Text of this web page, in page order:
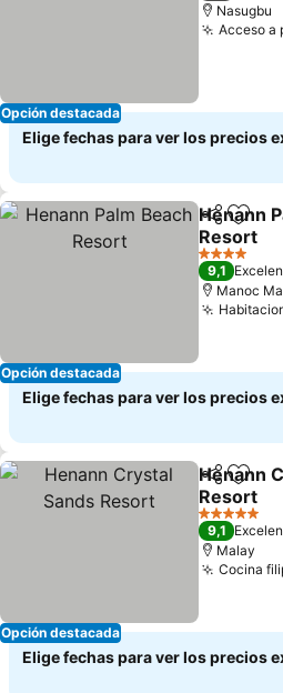
Opción destacada
Nasugbu
Acceso a
Elige fechas para ver los precios
Opción destacada
Compartir
Henann
Resort
4 Estrellas
9,1
Manoc
Elige fechas para ver los precios
Opción destacada
Compartir
Henann
Resort
5 Estrellas
9,1
Malay
Cocina
Elige fechas para ver los precios